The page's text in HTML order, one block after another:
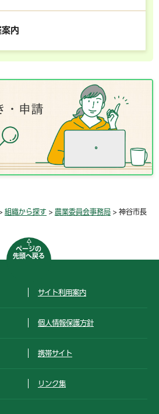
内
組織から探す > 農業委員会事務局 > 神谷市長
ページの
先頭へ戻る
サイト利用案内
個人情報保護方針
携帯サイト
リンク集